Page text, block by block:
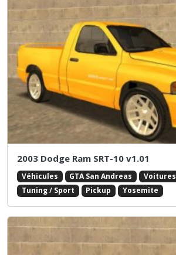
2003 Dodge Ram SRT-10 v1.01
Véhicules GTA San Andreas Voitures
Tuning / Sport
Pickup Yosemite